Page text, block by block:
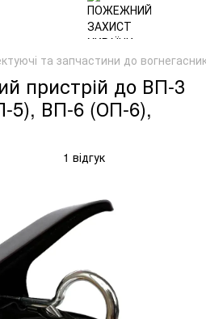
та запчастини до
пристрій до ВП-3
5), ВП-6 (ОП-6),
1 відгук